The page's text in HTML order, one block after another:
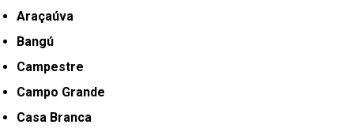
Araçaúva
Bangú
Campestre
Campo Grande
Casa Branca